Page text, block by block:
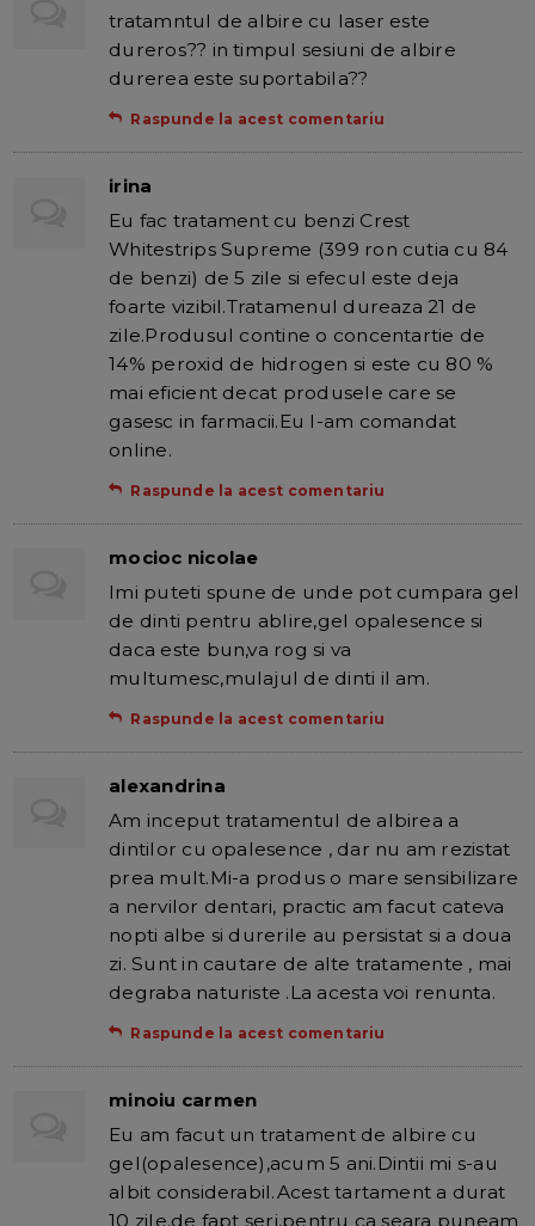
tratamntul de albire cu laser este
dureros?? in timpul sesiuni de albire
durerea este suportabila??
Raspunde la acest comentariu
irina
Eu fac tratament cu benzi Crest
Whitestrips Supreme (399 ron cutia cu 84
de benzi) de 5 zile si efecul este deja
foarte vizibil.Tratamenul dureaza 21 de
zile.Produsul contine o concentartie de
14% peroxid de hidrogen si este cu 80 %
mai eficient decat produsele care se
gasesc in farmacii.Eu l-am comandat
online.
Raspunde la acest comentariu
mocioc nicolae
Imi puteti spune de unde pot cumpara gel
de dinti pentru ablire,gel opalesence si
daca este bun,va rog si va
multumesc,mulajul de dinti il am.
Raspunde la acest comentariu
alexandrina
Am inceput tratamentul de albirea a
dintilor cu opalesence , dar nu am rezistat
prea mult.Mi-a produs o mare sensibilizare
a nervilor dentari, practic am facut cateva
nopti albe si durerile au persistat si a doua
zi. Sunt in cautare de alte tratamente , mai
degraba naturiste .La acesta voi renunta.
Raspunde la acest comentariu
minoiu carmen
Eu am facut un tratament de albire cu
gel(opalesence),acum 5 ani.Dintii mi s-au
albit considerabil.Acest tartament a durat
10 zile,de fapt seri,pentru ca seara puneam